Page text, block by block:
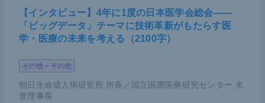
【インタビュー】4年に1度の日本医学会総会――
「ビッグデータ」テーマに技術革新がもたらす医
学・医療の未来を考える（2100字）
その他＞その他
朝日生命成人病研究所 所長／国立国際医療研究センター 名
誉理事長